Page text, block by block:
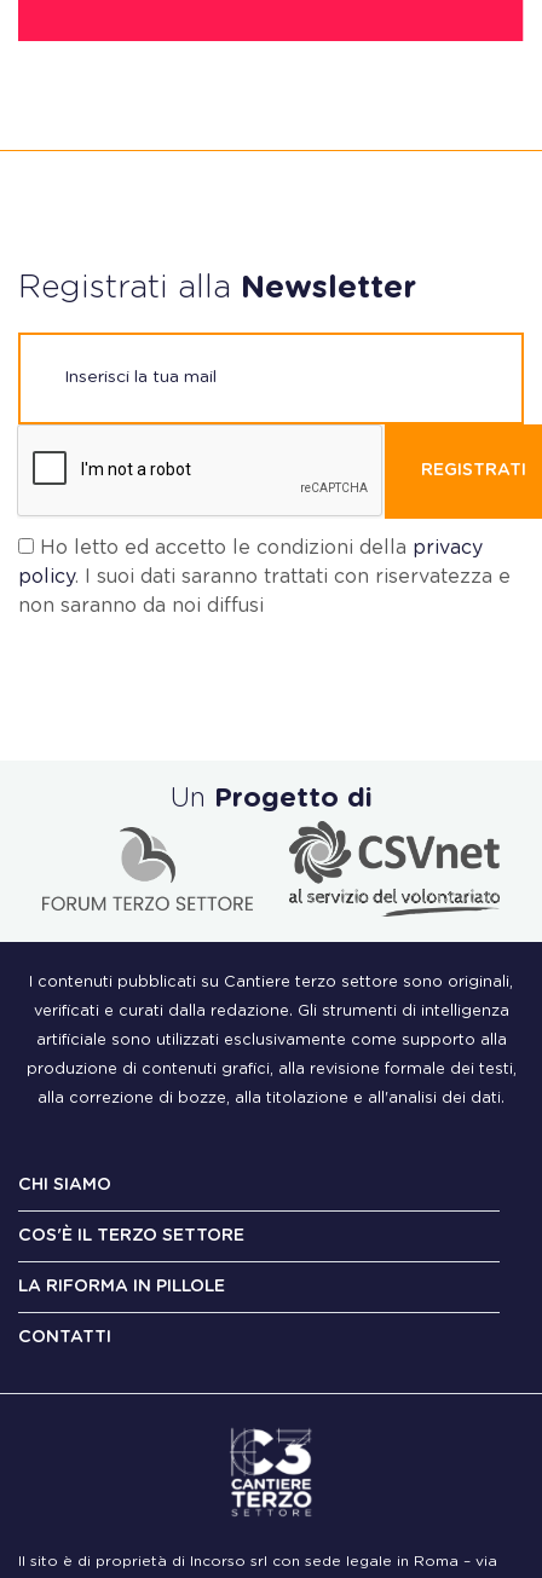
Registrati alla Newsletter
REGISTRATI
Ho letto ed accetto le condizioni della privacy
policy. I suoi dati saranno trattati con riservatezza e
non saranno da noi diffusi
Un Progetto di
I contenuti pubblicati su Cantiere terzo settore sono originali,
verificati e curati dalla redazione. Gli strumenti di intelligenza
artificiale sono utilizzati esclusivamente come supporto alla
produzione di contenuti grafici, alla revisione formale dei testi,
alla correzione di bozze, alla titolazione e all'analisi dei dati.
CHI SIAMO
COS'È IL TERZO SETTORE
LA RIFORMA IN PILLOLE
CONTATTI
Il sito è di proprietà di Incorso srl con sede legale in Roma – via